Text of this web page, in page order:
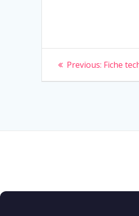
de
Previous: Previous
Fiche